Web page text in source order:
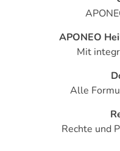
einem Arzt oder
Art der Anwendung?
Nehmen Sie das
Dauer der Anwendung?
Die Anwendungsdauer
Beschwerde und/oder
APONEO
Mit
Alle
Rechte und